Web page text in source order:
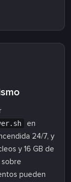
en
24/7, y
y 16 GB de
sobre
pueden